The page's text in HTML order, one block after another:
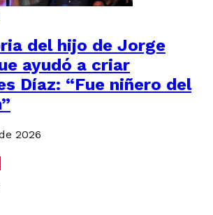
del hijo de Jorge
ayudó a criar
Díaz: “Fue niñero del
2026